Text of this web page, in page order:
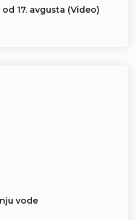
17. avgusta (Video)
vode